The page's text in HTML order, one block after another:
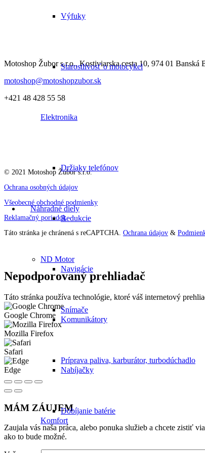
Výfuky
Starostlivosť o motocykel
Elektronika
Držiaky telefónov
Redukcie
Navigácie
Komunikátory
Nabíjačky
Komfort
Náhradné diely
ND Motor
Snímače
Príprava paliva, karburátor, turbodúchadlo
Dobíjanie batérie
Motoshop Žubor s.r.o., Kostiviarska cesta 10, 974 01 Banská
motoshop@motoshopzubor.sk
+421 48 428 55 58
© 2021 Motoshop Žubor s.r.o.
Ochrana osobných údajov
Všeobecné obchodné podmienky
Reklamačný poriadok
Táto stránka je chránená s reCAPTCHA. Ochrana údajov &
Nepodporovaný prehliadač
Táto stránka používa technológie, ktoré váš internetový
Google Chrome
Mozilla Firefox
Safari
Edge
MÁM ZÁUJEM
Zaujala vás naša práca, alebo ponuka služieb a chcete zistiť
ako to bude možné.